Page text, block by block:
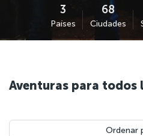
Países Ciudades
Aventuras para todos
Ordenar